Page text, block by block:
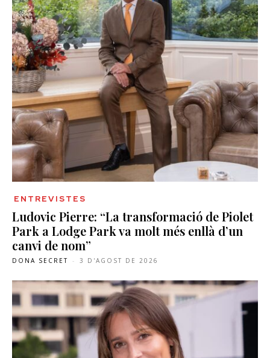
ENTREVISTES
Ludovic Pierre: “La transformació de Piolet
Park a Lodge Park va molt més enllà d’un
canvi de nom”
DONA SECRET - 3 D'AGOST DE 2026